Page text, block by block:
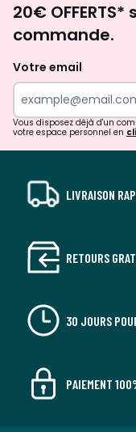
20€
commande.
Votre email
Vous disposez déjà d'un
votre espace personnel en
LIVRAISON
RETOURS
30 JOURS
PAIEMENT